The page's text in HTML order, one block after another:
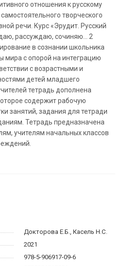
отношения к русскому
творческого
речи. Курс «Эрудит. Русский
рассуждаю, сочиняю... 2
в сознании школьника
мира с опорой на интеграцию
с возрастными и
детей младшего
тетрадь дополнена
содержит рабочую
занятий, задания для тетради
Тетрадь предназначена
учителям начальных классов
Докторова Е.Б., Касель Н.С.
2021
978-5-906917-09-6